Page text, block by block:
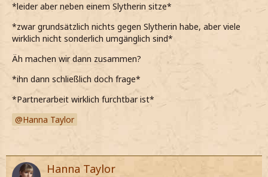
*leider aber neben einem Slytherin sitze*
*zwar grundsätzlich nichts gegen Slytherin habe, aber viele
wirklich nicht sonderlich umgänglich sind*
Äh machen wir dann zusammen?
*ihn dann schließlich doch frage*
*Partnerarbeit wirklich furchtbar ist*
Hanna Taylor
Hanna Taylor